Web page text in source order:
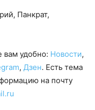
Панкрат,
вам удобно: Новости,
, Дзен. Есть тема
на почту